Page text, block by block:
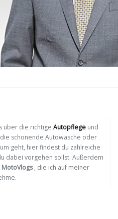
über die richtige Autopflege und
die schonende Autowäsche oder
geht, hier findest du zahlreiche
dabei vorgehen sollst. Außerdem
MotoVlogs, die ich auf meiner